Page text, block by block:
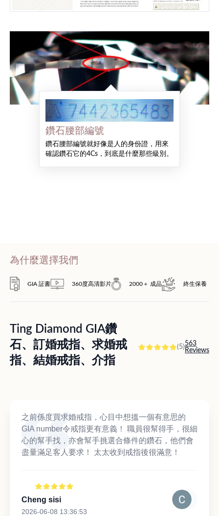
鑽石腰部編號
鑽石腰部編號就好像是人的身份證，用來
確認鑽石它的4Cs，到底是什麼那些級別。
為什麼選擇我們
GIA 証書 360度高清影片 2000＋ 成品 終生保養
Ting Diamond GIA鑽
石、訂婚戒指、求婚戒
指、結婚戒指、介指
(5)563
Reviews
之前係度買求婚戒指，心目中想搵一個有意思的
GIA number令戒指更有意義！ 職員很幫得手，很細
心的幫手找，亦會幫手挑選合條件的鑽石，他們會
盡量滿足客人要求！ 太太收到戒指後很滿意！
Cheng sisi
2026-06-08 13:36:53